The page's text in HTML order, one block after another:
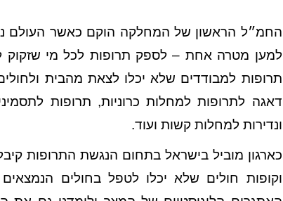
החמ״ל הראשון של המחלקה הוקם כאשר העולם
למען מטרה אחת – לספק תרופות לכל מי שזקוק
תרופות למבודדים שלא יכלו לצאת מהבית
דאגה לתרופות למחלות כרוניות, תרופות
ונדירות למחלות קשות ועוד.
כארגון מוביל בישראל בתחום הנגשת התרופות
וקופות חולים שלא יכלו לטפל בחולים